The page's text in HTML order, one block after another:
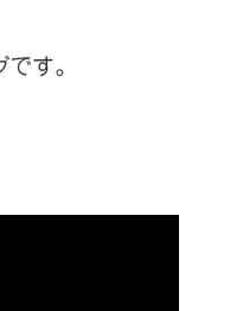
す。